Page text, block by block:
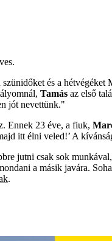
szünidőket és a
Tamás az első
jót nevettünk."
Ennek 23 éve, a fiuk,
itt élni veled!’ A
jutni csak sok
a másik javára.
.